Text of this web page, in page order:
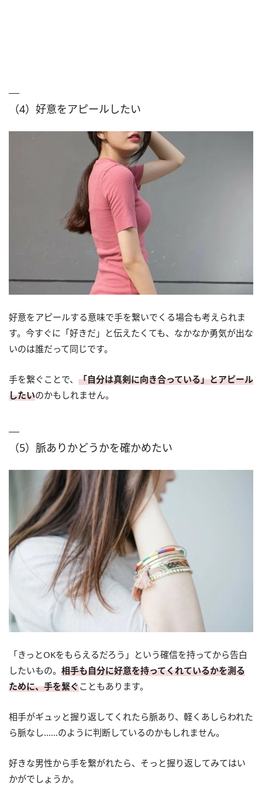
（4）好意をアピールしたい
好意をアピールする意味で手を繋いでくる場合も考えられま
す。今すぐに「好きだ」と伝えたくても、なかなか勇気が出な
いのは誰だって同じです。
手を繋ぐことで、 「自分は真剣に向き合っている」とアピール
したいのかもしれません。
（5）脈ありかどうかを確かめたい
「きっとOKをもらえるだろう」という確信を持ってから告白
したいもの。 相手も自分に好意を持ってくれているかを測る
ために、手を繋ぐこともあります。
相手がギュッと握り返してくれたら脈あり、軽くあしらわれた
ら脈なし……のように判断しているのかもしれません。
好きな男性から手を繋がれたら、そっと握り返してみてはい
かがでしょうか。